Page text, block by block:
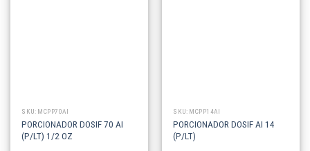
SKU: MCPP70AI
PORCIONADOR DOSIF 70 AI
(P/LT) 1/2 OZ
SKU: MCPP14AI
PORCIONADOR DOSIF AI 14
(P/LT)